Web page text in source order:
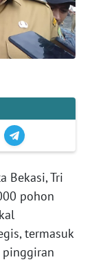
Bekasi, Tri
pohon
termasuk
pinggiran